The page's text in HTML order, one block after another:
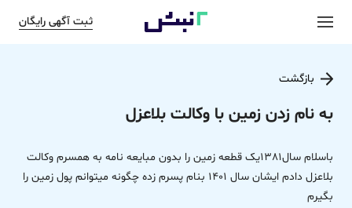
ثبت آگهی رایگان
بازگشت
به نام زدن زمین با وکالت بلاعزل
باسلام سال1381یک قطعه زمین را بدون مبایعه نامه به همسرم وکالت
بلاعزل دادم ایشان سال 1401 بنام پسرم زده چگونه میتوانم پول زمین را
بگیرم